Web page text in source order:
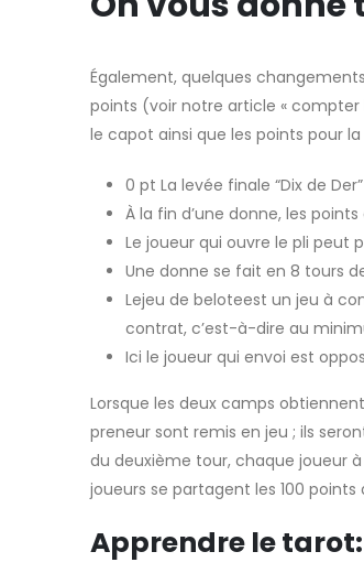
Également, quelques
points (voir notre article « compter
le capot ainsi que les points pour
0 pt La levée finale “Dix de
À la fin d’une donne, les
Le joueur qui ouvre le pli peut
Une donne se fait en 8 tours
Lejeu de beloteest un jeu à
contrat, c’est-à-dire au
Ici le joueur qui envoi est
Lorsque les deux camps
preneur sont remis en jeu ; ils
du deuxième tour, chaque joueur
joueurs se partagent les 100 points
Apprendre le